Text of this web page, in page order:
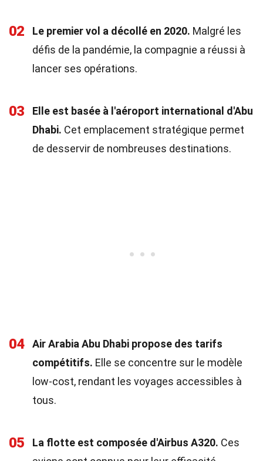
02 Le premier vol a décollé en 2020. Malgré les
défis de la pandémie, la compagnie a réussi à
lancer ses opérations.
03
Elle est basée à l'aéroport international d'Abu
Dhabi. Cet emplacement stratégique permet
de desservir de nombreuses destinations.
04
Air Arabia Abu Dhabi propose des tarifs
compétitifs. Elle se concentre sur le modèle
low-cost, rendant les voyages accessibles à
tous.
05 La flotte est composée d'Airbus A320. Ces